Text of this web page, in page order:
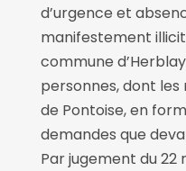
d’urgence et
manifestement
commune
personnes, dont
de Pontoise, en
demandes que
Par jugement du 22